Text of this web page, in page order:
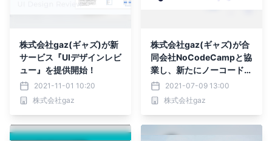
株式会社gaz(ギャズ)が新
サービス『UIデザインレビ
ュー』を提供開始！
2021-11-01 10:20
株式会社gaz
株式会社gaz(ギャズ)が合
同会社NoCodeCampと協
業し、新たにノーコードサ
ービス開発事業『Designe
rs-MVP β版』を開始！
2021-07-09 13:00
株式会社gaz